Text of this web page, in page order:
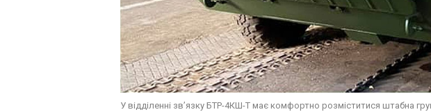
У відділенні зв’язку БТР-4КШ-Т має комфортно розміститися штабна